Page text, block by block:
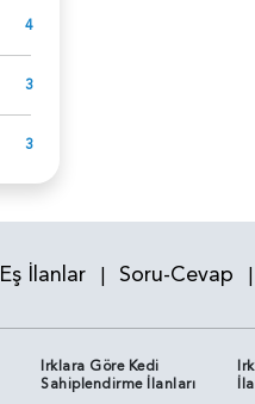
4
3
3
Eş İlanlar | Soru-Cevap |
Irklara Göre Kedi
Sahiplendirme İlanları